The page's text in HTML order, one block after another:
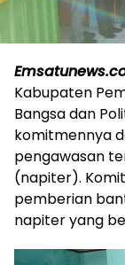
Kabupaten
Bangsa dan
komitmennya
pengawasan
(napiter).
pemberian
napiter yang